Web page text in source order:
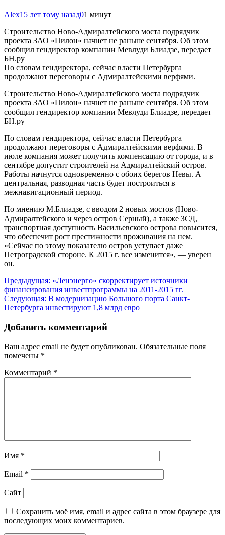
Alex15 лет тому назад01 минут
Строительство Ново-Адмиралтейского моста подрядчик
проекта ЗАО «Пилон» начнет не раньше сентября. Об этом
сообщил гендиректор компании Мевлуди Блиадзе, передает
БН.ру
По словам гендиректора, сейчас власти Петербурга
продолжают переговоры с Адмиралтейскими верфями.
Строительство Ново-Адмиралтейского моста подрядчик
проекта ЗАО «Пилон» начнет не раньше сентября. Об этом
сообщил гендиректор компании Мевлуди Блиадзе, передает
БН.ру
По словам гендиректора, сейчас власти Петербурга
продолжают переговоры с Адмиралтейскими верфями. В
июле компания может получить компенсацию от города, и в
сентябре допустит строителей на Адмиралтейский остров.
Работы начнутся одновременно с обоих берегов Невы. А
центральная, разводная часть будет построиться в
межнавигационный период.
По мнению М.Блиадзе, с вводом 2 новых мостов (Ново-
Адмиралтейского и через остров Серный), а также ЗСД,
транспортная доступность Васильевского острова повысится,
что обеспечит рост престижности проживания на нем.
«Сейчас по этому показателю остров уступает даже
Петроградской стороне. К 2015 г. все изменится», — уверен
он.
Навигация
по
записям
Предыдущая: «Ленэнерго» скорректирует источники
финансирования инвестпрограммы на 2011-2015 гг.
Следующая: В модернизацию Большого порта Санкт-
Петербурга инвестируют 1,8 млрд евро
Добавить комментарий
Ваш адрес email не будет опубликован. Обязательные поля
помечены *
Комментарий *
Имя *
Email *
Сайт
Сохранить моё имя, email и адрес сайта в этом браузере для
последующих моих комментариев.